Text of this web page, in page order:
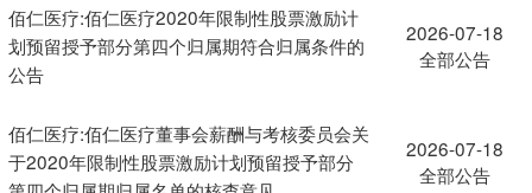
佰仁医疗:佰仁医疗2020年限制性股票激励计
划预留授予部分第四个归属期符合归属条件的
公告
2026-07-18
全部公告
佰仁医疗:佰仁医疗董事会薪酬与考核委员会关
于2020年限制性股票激励计划预留授予部分
2026-07-18
全部公告